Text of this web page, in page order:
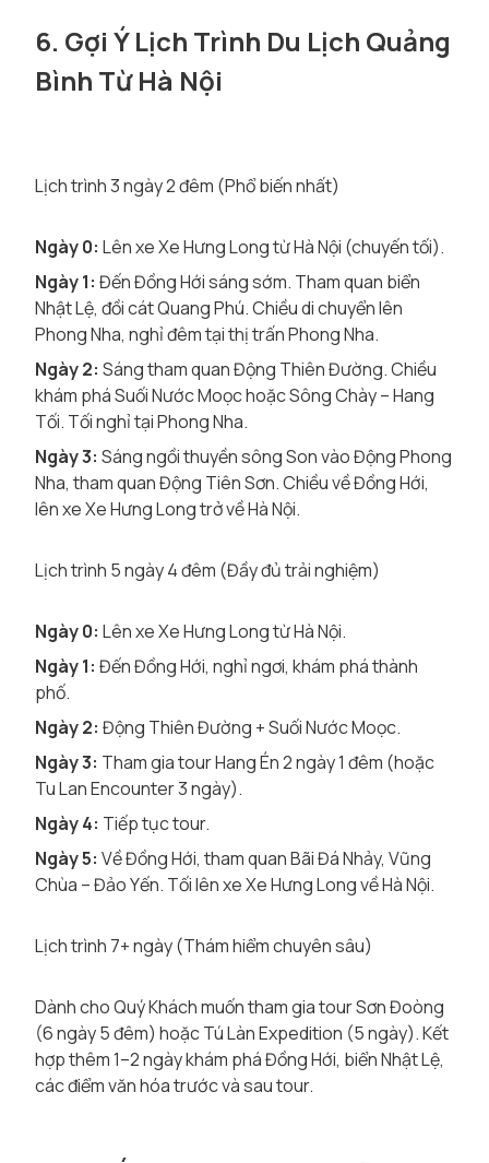
6. Gợi Ý Lịch Trình Du Lịch Quảng
Bình Từ Hà Nội
Lịch trình 3 ngày 2 đêm (Phổ biến nhất)
Ngày 0: Lên xe Xe Hưng Long từ Hà Nội (chuyến tối).
Ngày 1: Đến Đồng Hới sáng sớm. Tham quan biển
Nhật Lệ, đồi cát Quang Phú. Chiều di chuyển lên
Phong Nha, nghỉ đêm tại thị trấn Phong Nha.
Ngày 2: Sáng tham quan Động Thiên Đường. Chiều
khám phá Suối Nước Moọc hoặc Sông Chày – Hang
Tối. Tối nghỉ tại Phong Nha.
Ngày 3: Sáng ngồi thuyền sông Son vào Động Phong
Nha, tham quan Động Tiên Sơn. Chiều về Đồng Hới,
lên xe Xe Hưng Long trở về Hà Nội.
Lịch trình 5 ngày 4 đêm (Đầy đủ trải nghiệm)
Ngày 0: Lên xe Xe Hưng Long từ Hà Nội.
Ngày 1: Đến Đồng Hới, nghỉ ngơi, khám phá thành
phố.
Ngày 2: Động Thiên Đường + Suối Nước Moọc.
Ngày 3: Tham gia tour Hang Én 2 ngày 1 đêm (hoặc
Tu Lan Encounter 3 ngày).
Ngày 4: Tiếp tục tour.
Ngày 5: Về Đồng Hới, tham quan Bãi Đá Nhảy, Vũng
Chùa – Đảo Yến. Tối lên xe Xe Hưng Long về Hà Nội.
Lịch trình 7+ ngày (Thám hiểm chuyên sâu)
Dành cho Quý Khách muốn tham gia tour Sơn Đoòng
(6 ngày 5 đêm) hoặc Tú Làn Expedition (5 ngày). Kết
hợp thêm 1–2 ngày khám phá Đồng Hới, biển Nhật Lệ,
các điểm văn hóa trước và sau tour.